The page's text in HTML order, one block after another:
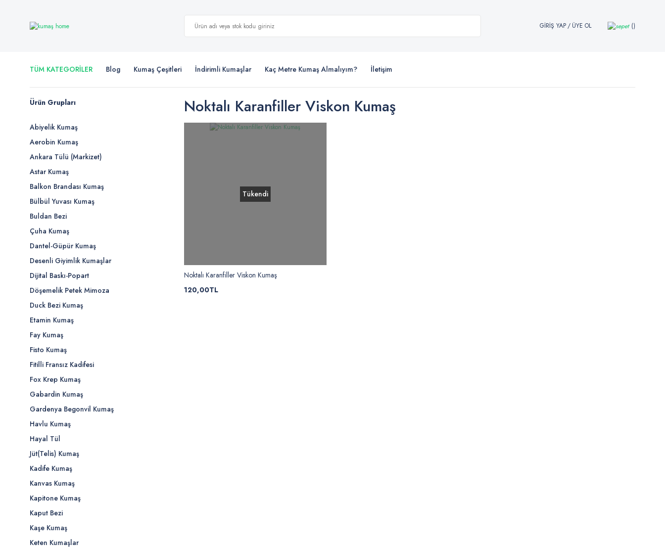
GİRİŞ YAP/ ÜYE OL
TÜM KATEGORİLER Blog Kumaş Çeşitleri İndirimli Kumaşlar Kaç Metre Kumaş Almalıyım? İletişim
Ürün Grupları
Abiyelik Kumaş
Aerobin Kumaş
Ankara Tülü (Markizet)
Astar Kumaş
Balkon Brandası Kumaş
Bülbül Yuvası Kumaş
Buldan Bezi
Çuha Kumaş
Dantel-Güpür Kumaş
Desenli Giyimlik Kumaşlar
Dijital Baskı-Popart
Döşemelik Petek Mimoza
Duck Bezi Kumaş
Etamin Kumaş
Fay Kumaş
Fisto Kumaş
Fitilli Fransız Kadifesi
Fox Krep Kumaş
Gabardin Kumaş
Gardenya Begonvil Kumaş
Havlu Kumaş
Hayal Tül
Jüt(Telis) Kumaş
Kadife Kumaş
Kanvas Kumaş
Kapitone Kumaş
Kaput Bezi
Kaşe Kumaş
Keten Kumaşlar
Noktalı Karanfiller Viskon Kumaş
Tükendi
Noktalı Karanfiller Viskon Kumaş
120,00TL